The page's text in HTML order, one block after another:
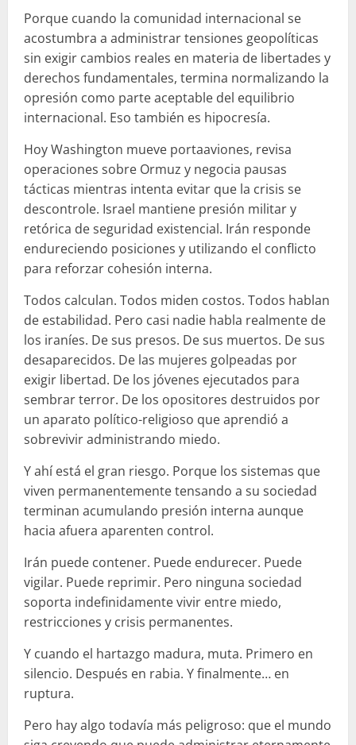
Porque cuando la comunidad internacional se
acostumbra a administrar tensiones geopolíticas
sin exigir cambios reales en materia de libertades y
derechos fundamentales, termina normalizando la
opresión como parte aceptable del equilibrio
internacional. Eso también es hipocresía.
Hoy Washington mueve portaaviones, revisa
operaciones sobre Ormuz y negocia pausas
tácticas mientras intenta evitar que la crisis se
descontrole. Israel mantiene presión militar y
retórica de seguridad existencial. Irán responde
endureciendo posiciones y utilizando el conflicto
para reforzar cohesión interna.
Todos calculan. Todos miden costos. Todos hablan
de estabilidad. Pero casi nadie habla realmente de
los iraníes. De sus presos. De sus muertos. De sus
desaparecidos. De las mujeres golpeadas por
exigir libertad. De los jóvenes ejecutados para
sembrar terror. De los opositores destruidos por
un aparato político-religioso que aprendió a
sobrevivir administrando miedo.
Y ahí está el gran riesgo. Porque los sistemas que
viven permanentemente tensando a su sociedad
terminan acumulando presión interna aunque
hacia afuera aparenten control.
Irán puede contener. Puede endurecer. Puede
vigilar. Puede reprimir. Pero ninguna sociedad
soporta indefinidamente vivir entre miedo,
restricciones y crisis permanentes.
Y cuando el hartazgo madura, muta. Primero en
silencio. Después en rabia. Y finalmente… en
ruptura.
Pero hay algo todavía más peligroso: que el mundo